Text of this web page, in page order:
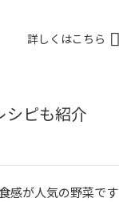
詳しくはこちら
シピも紹介
感が人気の野菜です